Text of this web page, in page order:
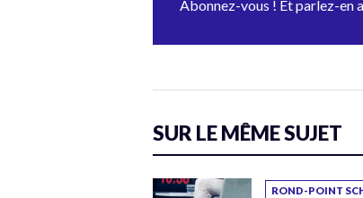
Abonnez-vous ! Et parlez-en
SUR LE MÊME SUJET
ROND-POINT